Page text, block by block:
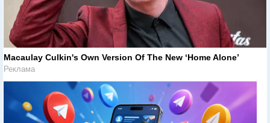
Macaulay Culkin's Own Version Of The New ‘Home Alone’
Реклама